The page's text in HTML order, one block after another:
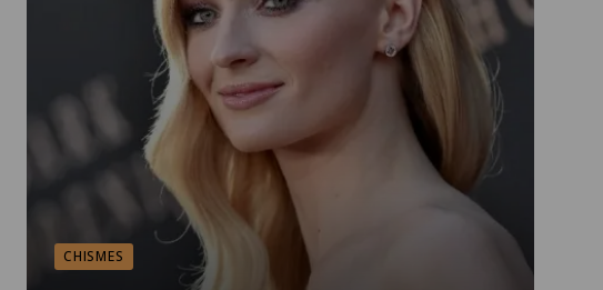
CHISMES